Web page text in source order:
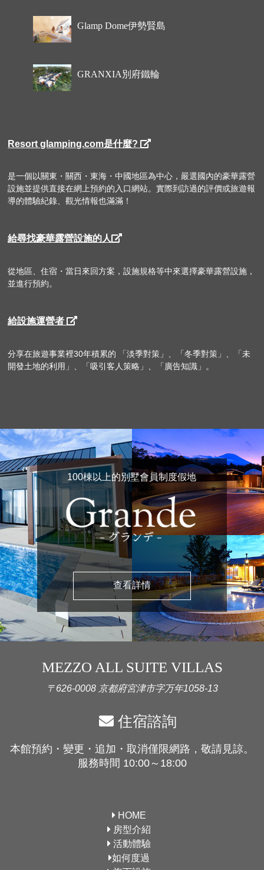
Glamp Dome伊勢賢島
GRANXIA別府鐵輪
Resort glamping.com是什麼?
是一個以關東・關西・東海・中國地區為中心，嚴選國內的豪華露營
設施並提供直接在網上預約的入口網站。實際到訪過的評價或旅遊報
導的體驗紀錄、觀光情報也滿滿！
給尋找豪華露營設施的人
從地區、住宿・當日來回方案，設施規格等中來選擇豪華露營設施，
並進行預約。
給設施運營者
分享在旅遊事業裡30年積累的 「淡季對策」、「冬季對策」、「未
開發土地的利用」、「吸引客人策略」、「廣告知識」。
100棟以上的別墅會員制度假地
查看詳情
MEZZO ALL SUITE VILLAS
〒626-0008 京都府宮津市字万年1058-13
住宿諮詢
本館預約・變更・追加・取消僅限網路，敬請見諒。
服務時間 10:00～18:00
HOME
房型介紹
活動體驗
如何度過